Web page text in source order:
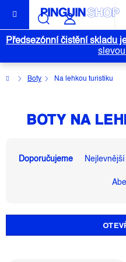
obsah
Předsezónní čistění skladu
DomůBoty Na lehkou turistiku
BOTY NA
Í
P
Doporučujeme Nejlevnější